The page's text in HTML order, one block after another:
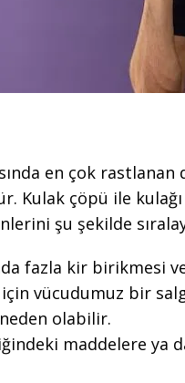
en çok
Kulak çöpü ile
şu şekilde
fazla kir birikmesi
vücudumuz bir
olabilir.
maddelere ya